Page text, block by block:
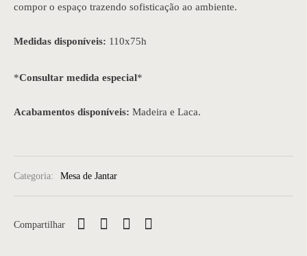
compor o espaço trazendo sofisticação ao ambiente.
Medidas disponíveis: 110x75h
*Consultar medida especial*
Acabamentos disponíveis: Madeira e Laca.
Categoria: Mesa de Jantar
Compartilhar